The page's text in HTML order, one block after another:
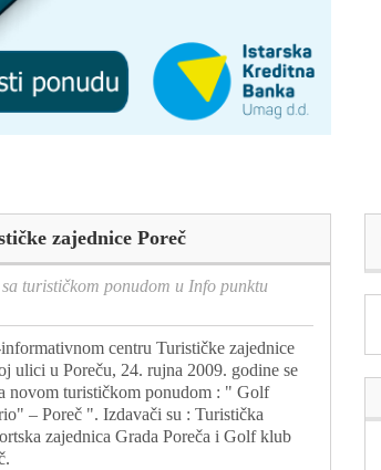
zajednice Poreč
turističkom ponudom u Info punktu
centru Turističke zajednice
ulici u Poreču, 24. rujna 2009. godine se
novom turističkom ponudom : " Golf
– Poreč ". Izdavači su : Turistička
zajednica Grada Poreča i Golf klub